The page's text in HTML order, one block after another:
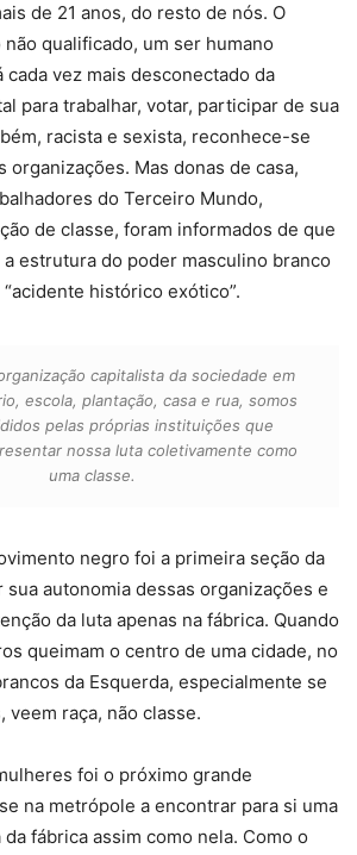
de 21 anos, do resto de nós. O
qualificado, um ser humano
vez mais desconectado da
para trabalhar, votar, participar de sua
racista e sexista, reconhece-se
organizações. Mas donas de casa,
do Terceiro Mundo,
de classe, foram informados de que
estrutura do poder masculino branco
histórico exótico”.
capitalista da sociedade em
escola, plantação, casa e rua, somos
pelas próprias instituições que
nossa luta coletivamente como
uma classe.
negro foi a primeira seção da
autonomia dessas organizações e
da luta apenas na fábrica. Quando
queimam o centro de uma cidade, no
da Esquerda, especialmente se
veem raça, não classe.
foi o próximo grande
na metrópole a encontrar para si uma
fábrica assim como nela. Como o